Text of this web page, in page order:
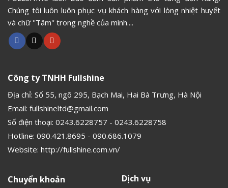
Chúng tôi luôn luôn phục vụ khách hàng với lòng nhiệt huyết
và chữ ''Tâm'' trong nghề của mình....
Công ty TNHH Fullshine
Địa chỉ: Số 55, ngõ 295, Bạch Mai, Hai Bà Trưng, Hà Nội
Email: fullshineltd@gmail.com
Số điện thoại: 0243.6228757 - 0243.6228758
Hotline: 090.421.8695 - 090.686.1079
Website: http://fullshine.com.vn/
Chuyển khoản Dịch vụ